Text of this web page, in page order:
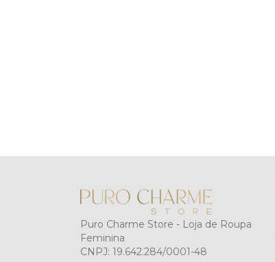
Puro Charme Store - Loja de Roupa
Feminina
CNPJ: 19.642.284/0001-48